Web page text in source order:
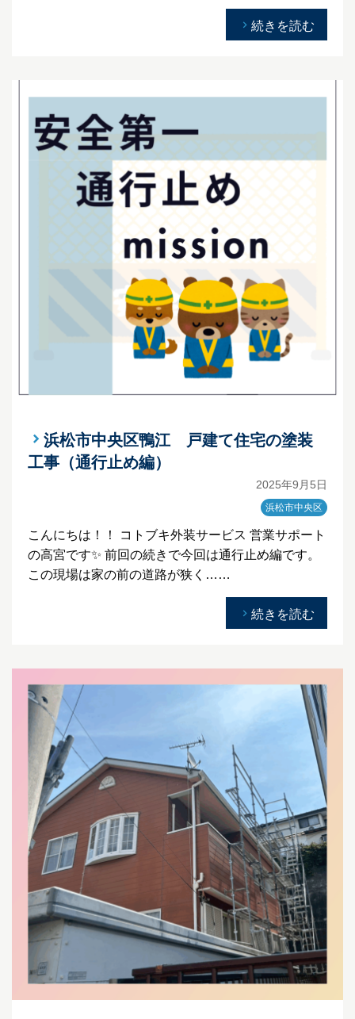
続きを読む
浜松市中央区鴨江 戸建て住宅の塗装
工事（通行止め編）
2025年9月5日
浜松市中央区
こんにちは！！ コトブキ外装サービス 営業サポート
の高宮です✨ 前回の続きで今回は通行止め編です。
この現場は家の前の道路が狭く……
続きを読む